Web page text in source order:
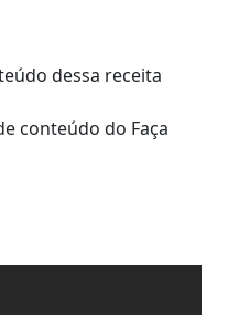
dessa receita
conteúdo do Faça